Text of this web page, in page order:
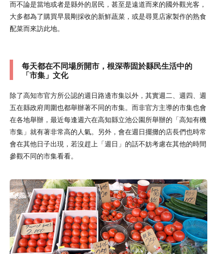
而不論是當地或者是縣外的居民，甚至是遠道而來的國外觀光客，
大多都為了購買早晨剛採收的新鮮蔬菜，或是尋覓店家製作的熟食
配菜而來訪此地。
每天都在不同場所開市，根深蒂固於縣民生活中的
「市集」文化
除了高知市官方所公認的週日路邊市集以外，其實週二、週四、週
五在縣政府周圍也都舉辦著不同的市集。而非官方主導的市集也會
在各地舉辦，最近每逢週六在高知縣立池公園所舉辦的「高知有機
市集」就有著非常高的人氣。另外，會在週日擺攤的店長們也時常
會在其他日子出現，若沒趕上「週日」的話不妨考慮在其他的時間
參觀不同的市集看看。